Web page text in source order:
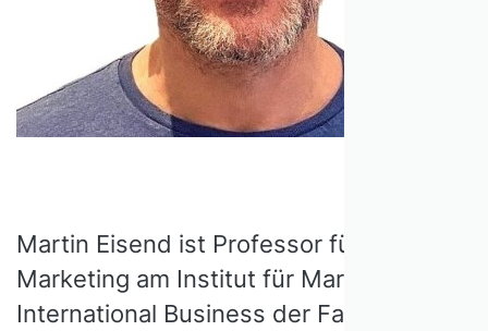
Martin Eisend ist Professor für
Marketing am Institut für Marketing und
International Business der Fakultät für